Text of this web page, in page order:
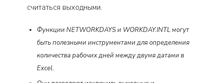
считаться выходными.
Функции NETWORKDAYS и WORKDAY.INTL могут
быть полезными инструментами для определения
количества рабочих дней между двумя датами в
Excel.